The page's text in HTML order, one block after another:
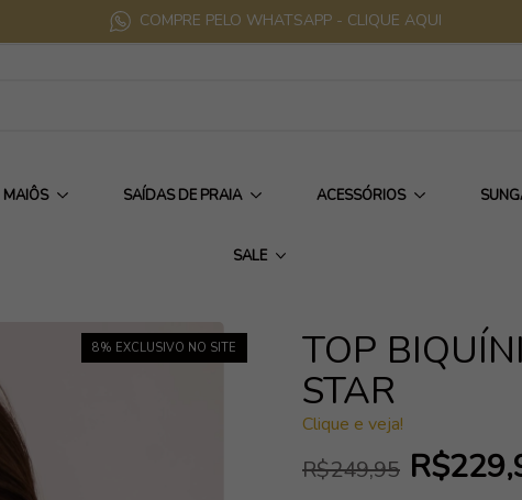
COMPRE PELO WHATSAPP - CLIQUE AQUI
MAIÔS SAÍDAS DE PRAIA ACESSÓRIOS
SALE
8% EXCLUSIVO NO SITE
TOP
STAR
Clique e veja!
R$249,95